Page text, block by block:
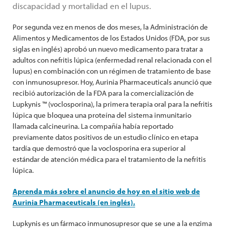
discapacidad y mortalidad en el lupus.
Por segunda vez en menos de dos meses, la Administración de
Alimentos y Medicamentos de los Estados Unidos (FDA, por sus
siglas en inglés) aprobó un nuevo medicamento para tratar a
adultos con nefritis lúpica (enfermedad renal relacionada con el
lupus) en combinación con un régimen de tratamiento de base
con inmunosupresor. Hoy, Aurinia Pharmaceuticals anunció que
recibió autorización de la FDA para la comercialización de
Lupkynis ™ (voclosporina), la primera terapia oral para la nefritis
lúpica que bloquea una proteína del sistema inmunitario
llamada calcineurina. La compañía había reportado
previamente datos positivos de un estudio clínico en etapa
tardía que demostró que la voclosporina era superior al
estándar de atención médica para el tratamiento de la nefritis
lúpica.
Aprenda más sobre el anuncio de hoy en el sitio web de
Aurinia Pharmaceuticals (en inglés).
Lupkynis es un fármaco inmunosupresor que se une a la enzima